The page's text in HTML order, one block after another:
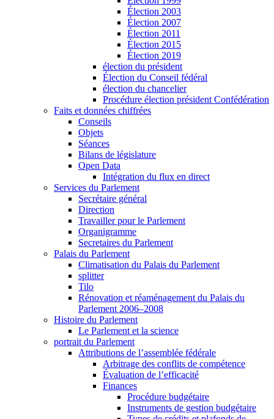
Élection 2003
Élection 2007
Élection 2011
Élection 2015
Élection 2019
élection du président
Élection du Conseil fédéral
élection du chancelier
Procédure élection président Confédération
Faits et données chiffrées
Conseils
Objets
Séances
Bilans de législature
Open Data
Intégration du flux en direct
Services du Parlement
Secrétaire général
Direction
Travailler pour le Parlement
Organigramme
Secretaires du Parlement
Palais du Parlement
Climatisation du Palais du Parlement
splitter
Tilo
Rénovation et réaménagement du Palais du
Parlement 2006–2008
Histoire du Parlement
Le Parlement et la science
portrait du Parlement
Attributions de l’assemblée fédérale
Arbitrage des conflits de compétence
Évaluation de l’efficacité
Finances
Procédure budgétaire
Instruments de gestion budgétaire